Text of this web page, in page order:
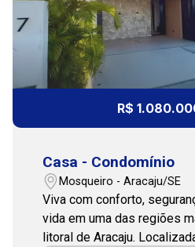
11:00
12:00
13:00
R$
Casa - Condomínio
Mosqueiro - Aracaju/SE
Viva com conforto,
vida em uma das regiões
litoral de Aracaju.